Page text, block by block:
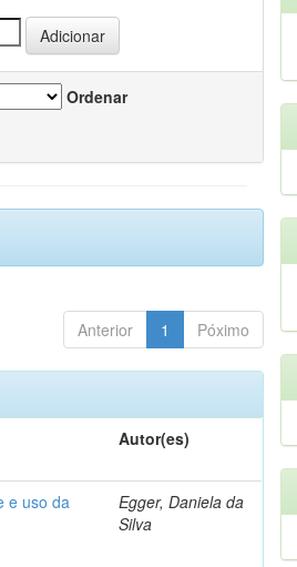
Ordenar
Anterior 1 Póximo
Autor(es)
e uso da
Egger, Daniela da
Silva